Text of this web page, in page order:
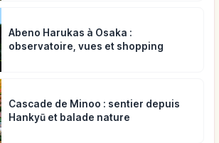
Abeno Harukas à Osaka :
observatoire, vues et shopping
Cascade de Minoo : sentier depuis
Hankyū et balade nature